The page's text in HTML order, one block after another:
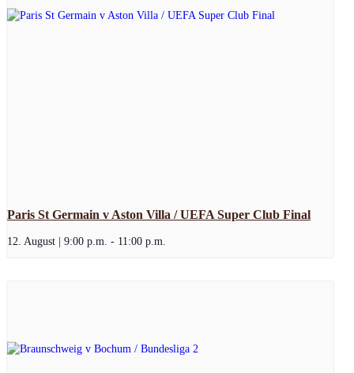
Paris St Germain v Aston Villa / UEFA Super Club Final
12. August | 9:00 p.m. - 11:00 p.m.